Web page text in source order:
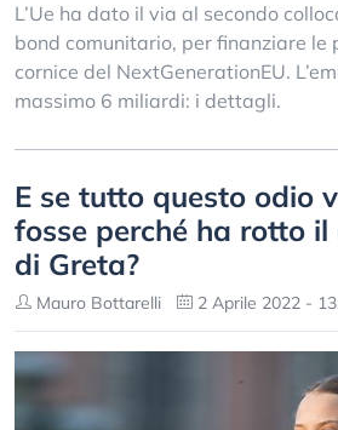
L’Ue ha dato il via al secondo
bond comunitario, per finanziare le
cornice del NextGenerationEU.
massimo 6 miliardi: i dettagli.
E se tutto questo odio
fosse perché ha rotto
di Greta?
Mauro Bottarelli 2 Aprile 2022 -